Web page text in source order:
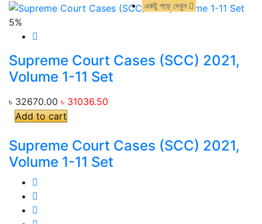
5%
একটু পড়ে দেখুন
Supreme Court Cases (SCC) 2021,
Volume 1-11 Set
৳ 32670.00 ৳ 31036.50
Add to cart
Supreme Court Cases (SCC) 2021,
Volume 1-11 Set
একটু পড়ে দেখুন